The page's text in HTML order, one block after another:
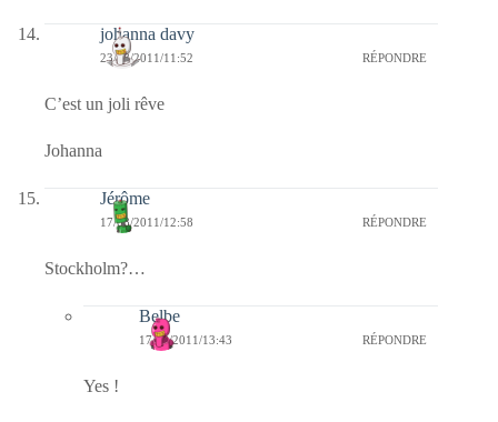
johanna davy
23/08/2011/11:52 RÉPONDRE
C’est un joli rêve
Johanna
Jérôme
17/08/2011/12:58 RÉPONDRE
Stockholm?…
Belbe
17/08/2011/13:43 RÉPONDRE
Yes !